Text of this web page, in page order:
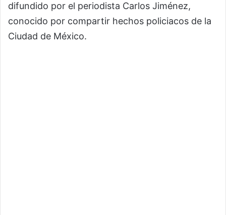
difundido por el periodista Carlos Jiménez,
conocido por compartir hechos policiacos de la
Ciudad de México.